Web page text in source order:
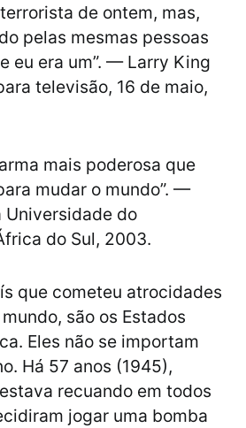
de ontem, mas,
pelas mesmas pessoas
eu era um”. — Larry King
televisão, 16 de maio,
mais poderosa que
mudar o mundo”. —
Universidade do
do Sul, 2003.
que cometeu atrocidades
são os Estados
Eles não se importam
Há 57 anos (1945),
recuando em todos
jogar uma bomba